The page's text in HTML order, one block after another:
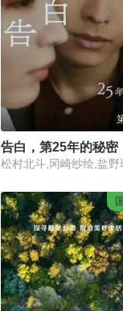
告白，第25年的秘密
松村北斗,冈崎纱绘,盐野